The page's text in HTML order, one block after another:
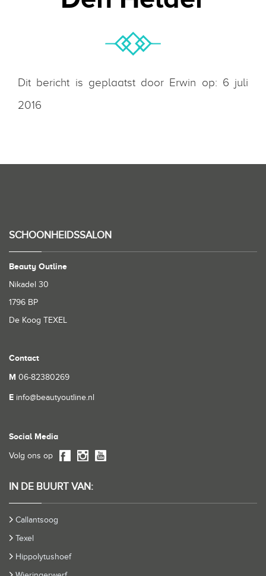
Dit bericht is geplaatst door Erwin op: 6 juli
2016
SCHOONHEIDSSALON
Beauty Outline
Nikadel 30
1796 BP
De Koog TEXEL
Contact
M 06-82380269
E info@beautyoutline.nl
Social Media
Volg ons op
IN DE BUURT VAN:
Callantsoog
Texel
Hippolytushoef